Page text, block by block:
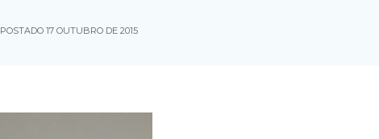
POSTADO 17 OUTUBRO DE 2015